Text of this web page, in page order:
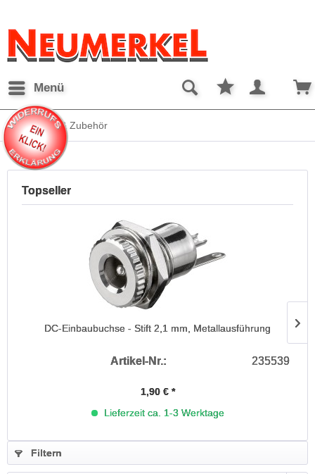
Menü
DC Stecker & Zubehör
Topseller
DC-Einbaubuchse - Stift 2,1 mm, Metallausführung
Artikel-Nr.: 235539
1,90 € *
Lieferzeit ca. 1-3 Werktage
Filtern